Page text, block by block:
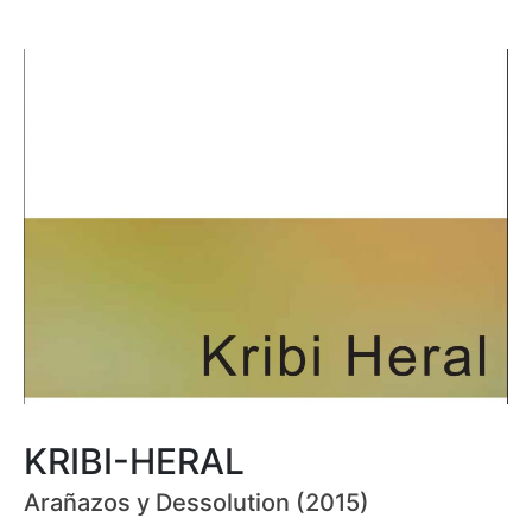
KRIBI-HERAL
Arañazos y Dessolution (2015)